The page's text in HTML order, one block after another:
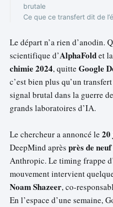
brutale
Ce que ce transfert dit de
Le départ n’a rien d’anodin.
scientifique d’AlphaFoldet
chimie 2024, quitte Google
c’est bien plus qu’un
signal brutal dans la guerre
grands laboratoires d’IA.
Le chercheur a annoncé le 20
DeepMind après près de
Anthropic. Le timing frappe
mouvement intervient
Noam Shazeer, co-
En l’espace d’une semaine,